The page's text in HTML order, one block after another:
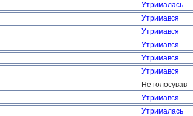
Утрималась
Утримався
Утримався
Утримався
Утримався
Утримався
Не голосував
Утримався
Утрималась